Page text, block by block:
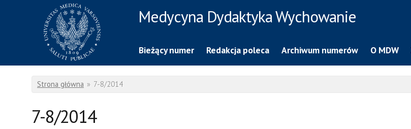
Przejdź do treści Medycyna Dydaktyka Wychowanie
Rzecznik Prasowy
Warszawskiego Uniwersytetu Medycznego
Bieżący numer Redakcja poleca Archiwum numerów O MDW
Jesteś tutaj
Strona główna » 7-8/2014
7-8/2014